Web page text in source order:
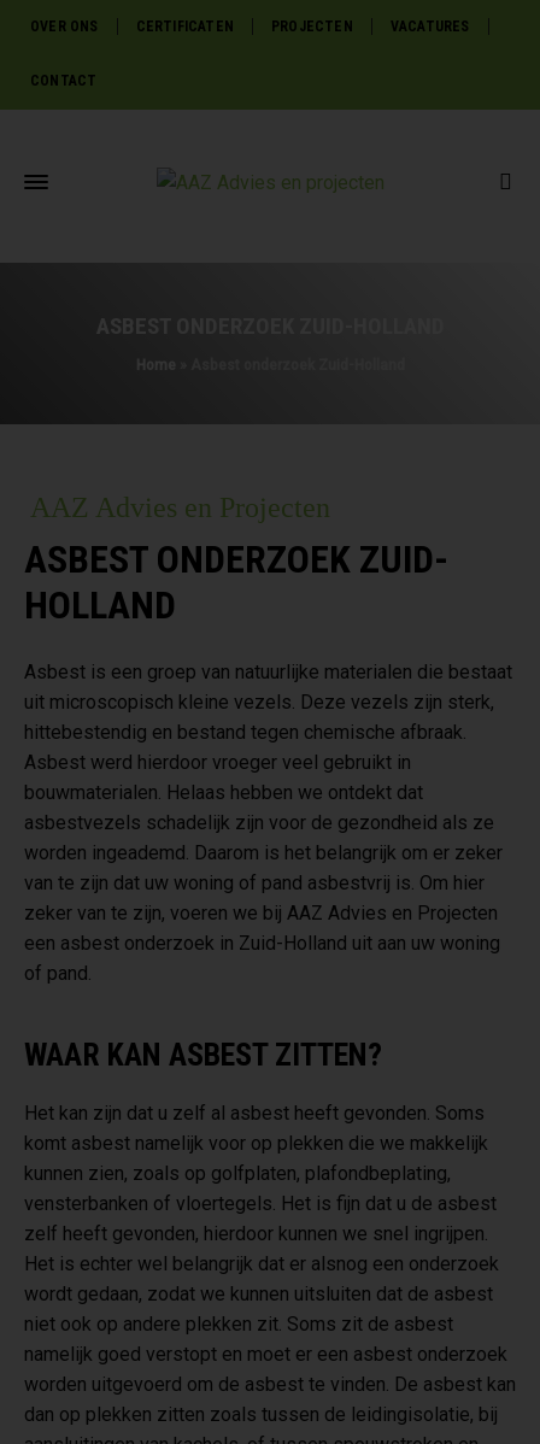
OVER ONS CERTIFICATEN PROJECTEN VACATURES
CONTACT
AAZ Advies en Projecten
ASBEST ONDERZOEK ZUID-
HOLLAND
Asbest is een groep van natuurlijke materialen die bestaat
uit microscopisch kleine vezels. Deze vezels zijn sterk,
hittebestendig en bestand tegen chemische afbraak.
Asbest werd hierdoor vroeger veel gebruikt in
bouwmaterialen. Helaas hebben we ontdekt dat
asbestvezels schadelijk zijn voor de gezondheid als ze
worden ingeademd. Daarom is het belangrijk om er zeker
van te zijn dat uw woning of pand asbestvrij is. Om hier
zeker van te zijn, voeren we bij AAZ Advies en Projecten
een asbest onderzoek in Zuid-Holland uit aan uw woning
of pand.
WAAR KAN ASBEST ZITTEN?
Het kan zijn dat u zelf al asbest heeft gevonden. Soms
komt asbest namelijk voor op plekken die we makkelijk
kunnen zien, zoals op golfplaten, plafondbeplating,
vensterbanken of vloertegels. Het is fijn dat u de asbest
zelf heeft gevonden, hierdoor kunnen we snel ingrijpen.
Het is echter wel belangrijk dat er alsnog een onderzoek
wordt gedaan, zodat we kunnen uitsluiten dat de asbest
niet ook op andere plekken zit. Soms zit de asbest
namelijk goed verstopt en moet er een asbest onderzoek
worden uitgevoerd om de asbest te vinden. De asbest kan
dan op plekken zitten zoals tussen de leidingisolatie, bij